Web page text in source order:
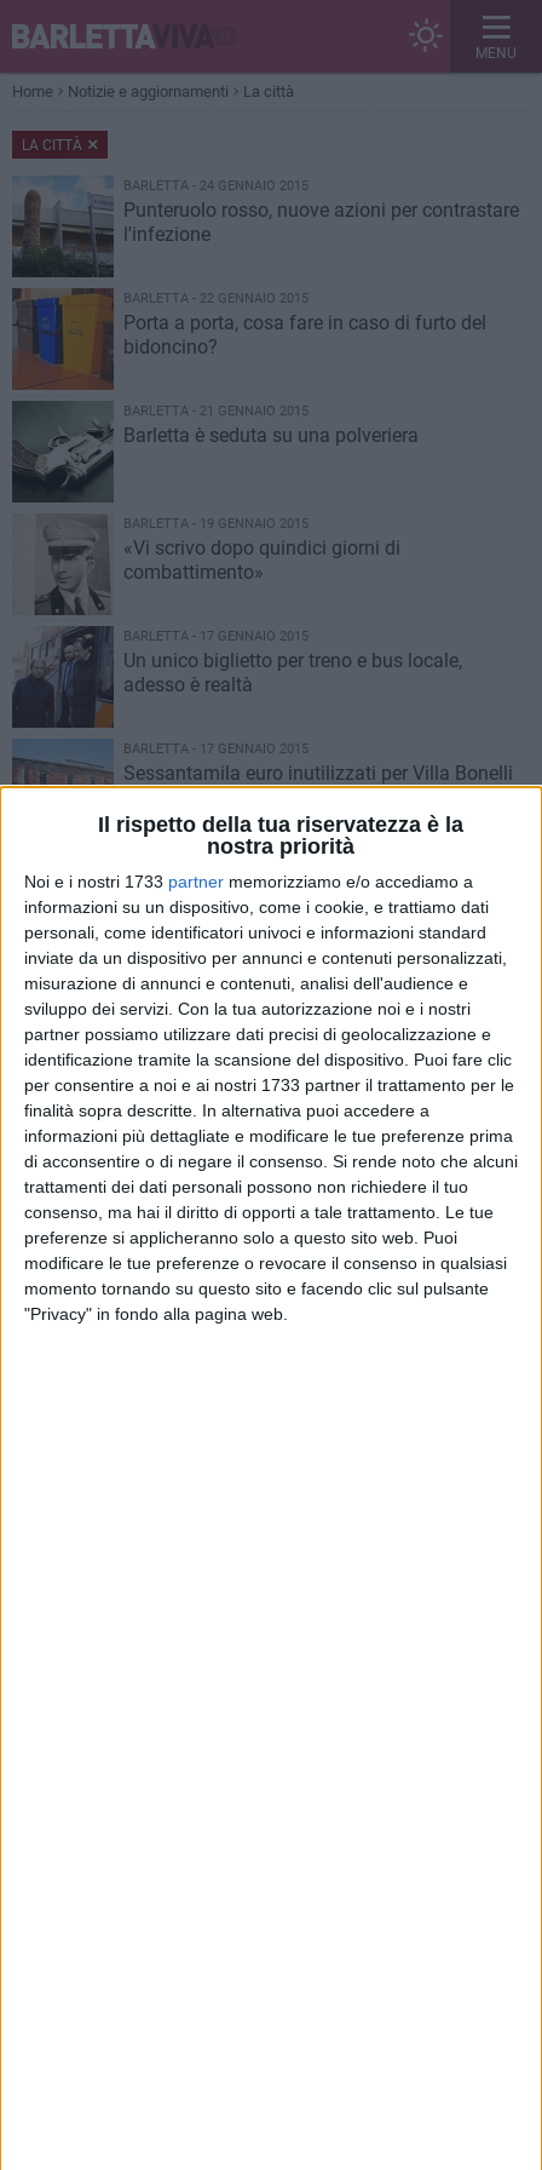
Il rispetto della tua riservatezza è la
nostra priorità
Noi e i nostri 1733 partner memorizziamo e/o accediamo a
informazioni su un dispositivo, come i cookie, e trattiamo dati
personali, come identificatori univoci e informazioni standard
inviate da un dispositivo per annunci e contenuti personalizzati,
misurazione di annunci e contenuti, analisi dell'audience e
sviluppo dei servizi. Con la tua autorizzazione noi e i nostri
partner possiamo utilizzare dati precisi di geolocalizzazione e
identificazione tramite la scansione del dispositivo. Puoi fare clic
per consentire a noi e ai nostri 1733 partner il trattamento per le
finalità sopra descritte. In alternativa puoi accedere a
informazioni più dettagliate e modificare le tue preferenze prima
di acconsentire o di negare il consenso. Si rende noto che alcuni
trattamenti dei dati personali possono non richiedere il tuo
consenso, ma hai il diritto di opporti a tale trattamento. Le tue
preferenze si applicheranno solo a questo sito web. Puoi
modificare le tue preferenze o revocare il consenso in qualsiasi
momento tornando su questo sito e facendo clic sul pulsante
"Privacy" in fondo alla pagina web.
MENU
Home Notizie e aggiornamenti La città
LA CITTÀ
BARLETTA - 24 GENNAIO 2015
Punteruolo rosso, nuove azioni per contrastare
l'infezione
BARLETTA - 22 GENNAIO 2015
Porta a porta, cosa fare in caso di furto del
bidoncino?
BARLETTA - 21 GENNAIO 2015
Barletta è seduta su una polveriera
BARLETTA - 19 GENNAIO 2015
«Vi scrivo dopo quindici giorni di
combattimento»
BARLETTA - 17 GENNAIO 2015
Un unico biglietto per treno e bus locale,
adesso è realtà
BARLETTA - 17 GENNAIO 2015
Sessantamila euro inutilizzati per Villa Bonelli
BARLETTA - 16 GENNAIO 2015
La Pop Art incornicia la "gabbia" di Eraclio
BARLETTA - 16 GENNAIO 2015
Win for Life, un fortunato barlettano porta a casa 3mila euro
per 20 anni
BARLETTA - 16 GENNAIO 2015
Ministro Lorenzin: «Niente sigarette in
spiaggia, nei parchi, negli stadi»
BARLETTA - 15 GENNAIO 2015
Deiezioni canine e igiene pubblica: una città
pulita con l'aiuto di tutti
BARLETTA - 12 GENNAIO 2015
Barletta, dove non si finisce mai di costruire